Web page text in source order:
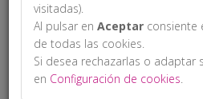
visitadas).
Al pulsar en Aceptar consiente
de todas las cookies.
Si desea rechazarlas o adaptar
en Configuración de cookies.